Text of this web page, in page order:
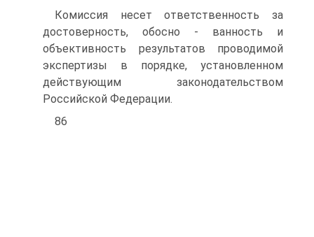
Комиссия несет ответственность за
достоверность, обосно - ванность и
объективность результатов проводимой
экспертизы в порядке, установленном
действующим законодательством
Российской Федерации.
86